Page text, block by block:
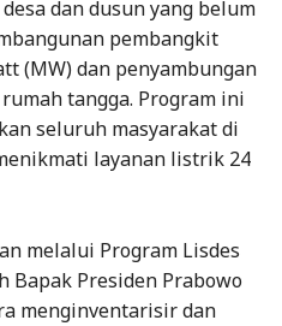
dan dusun yang belum
pembangkit
(MW) dan penyambungan
tangga. Program ini
seluruh masyarakat di
layanan listrik 24
melalui Program Lisdes
Bapak Presiden Prabowo
menginventarisir dan